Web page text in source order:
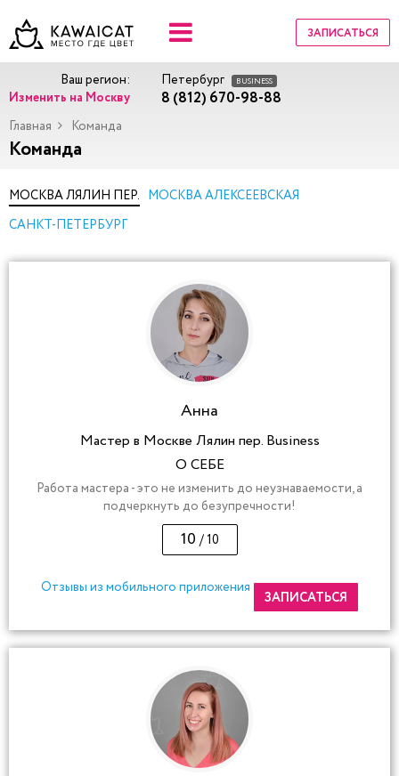
ЗАПИСАТЬСЯ
Ваш регион:
Изменить на Москву
Петербург BUSINESS
8 (812) 670-98-88
Главная Команда
Команда
МОСКВА ЛЯЛИН ПЕР. МОСКВА АЛЕКСЕЕВСКАЯ
САНКТ-ПЕТЕРБУРГ
Анна
Мастер в Москве Лялин пер. Business
О СЕБЕ
Работа мастера - это не изменить до неузнаваемости, а
подчеркнуть до безупречности!
10 / 10
Отзывы из мобильного приложения
ЗАПИСАТЬСЯ